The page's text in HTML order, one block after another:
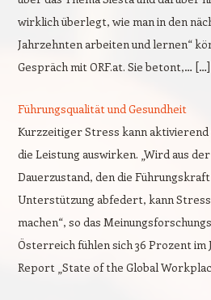
wirklich überlegt, wie man in den
Jahrzehnten arbeiten und lernen“
Gespräch mit ORF.at. Sie betont,… […]
Führungsqualität und Gesundheit
Kurzzeitiger Stress kann aktivierend
die Leistung auswirken. „Wird aus
Dauerzustand, den die
Unterstützung abfedert, kann
machen“, so das
Österreich fühlen sich 36 Prozent
Report „State of the Global